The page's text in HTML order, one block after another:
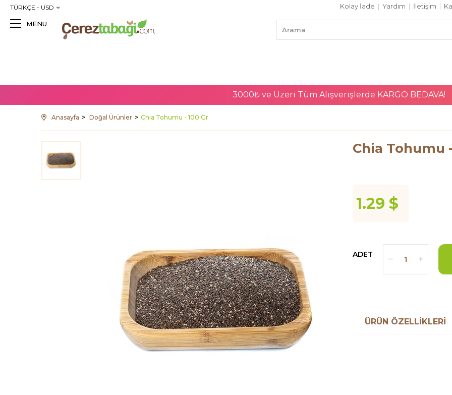
MENU
TÜRKÇE - USD Kolay İade Yardım İletişim
3000₺ ve Üzeri Tüm Alışverişlerde KARGO BEDAVA!
Anasayfa Doğal Ürünler Chia Tohumu - 100 Gr
Chia Tohumu
1.29 $
ADET
ÜRÜN ÖZELLIKLERI